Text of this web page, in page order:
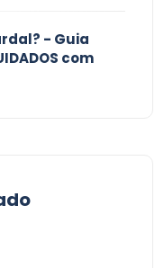
- Guia
com